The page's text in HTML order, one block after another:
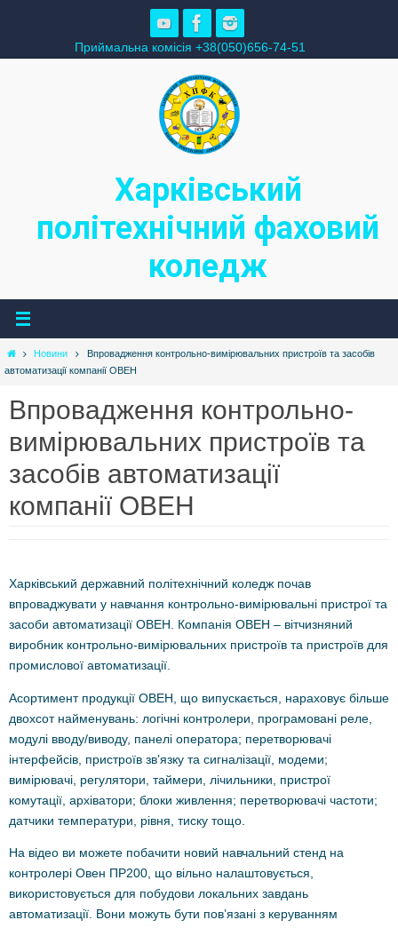
Приймальна комісія +38(050)656-74-51
Харківський
політехнічний фаховий
коледж
HomeНовини
Впровадження контрольно-вимірювальних пристроїв та засобів
автоматизації компанії ОВЕН
Впровадження контрольно-
вимірювальних пристроїв та
засобів автоматизації
компанії ОВЕН
Харківський державний політехнічний коледж почав
впроваджувати у навчання контрольно-вимірювальні пристрої та
засоби автоматизації ОВЕН. Компанія ОВЕН – вітчизняний
виробник контрольно-вимірювальних пристроїв та пристроїв для
промислової автоматизації.
Асортимент продукції ОВЕН, що випускається, нараховує більше
двохсот найменувань: логічні контролери, програмовані реле,
модулі вводу/виводу, панелі оператора; перетворювачі
інтерфейсів, пристроїв зв’язку та сигналізації, модеми;
вимірювачі, регулятори, таймери, лічильники, пристрої
комутації, архіватори; блоки живлення; перетворювачі частоти;
датчики температури, рівня, тиску тощо.
На відео ви можете побачити новий навчальний стенд на
контролері Овен ПР200, що вільно налаштовується,
використовується для побудови локальних завдань
автоматизації. Вони можуть бути пов’язані з керуванням